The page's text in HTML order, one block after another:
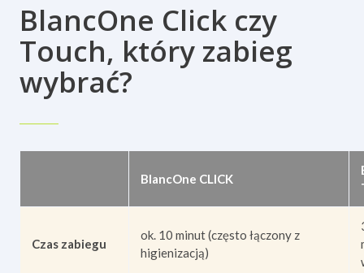
BlancOne Click czy
Touch, który zabieg
wybrać?
BlancOne CLICK
Czas zabiegu
ok. 10 minut (często łączony z
higienizacją)